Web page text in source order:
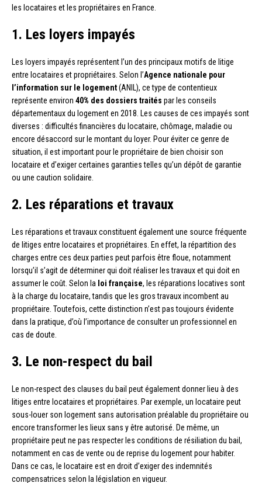
les locataires et les propriétaires en France.
1. Les loyers impayés
Les loyers impayés représentent l’un des principaux motifs de litige
entre locataires et propriétaires. Selon l’Agence nationale pour
l’information sur le logement(ANIL), ce type de contentieux
représente environ 40% des dossiers traités par les conseils
départementaux du logement en 2018. Les causes de ces impayés sont
diverses : difficultés financières du locataire, chômage, maladie ou
encore désaccord sur le montant du loyer. Pour éviter ce genre de
situation, il est important pour le propriétaire de bien choisir son
locataire et d’exiger certaines garanties telles qu’un dépôt de garantie
ou une caution solidaire.
2. Les réparations et travaux
Les réparations et travaux constituent également une source fréquente
de litiges entre locataires et propriétaires. En effet, la répartition des
charges entre ces deux parties peut parfois être floue, notamment
lorsqu’il s’agit de déterminer qui doit réaliser les travaux et qui doit en
assumer le coût. Selon la loi française, les réparations locatives sont
à la charge du locataire, tandis que les gros travaux incombent au
propriétaire. Toutefois, cette distinction n’est pas toujours évidente
dans la pratique, d’où l’importance de consulter un professionnel en
cas de doute.
3. Le non-respect du bail
Le non-respect des clauses du bail peut également donner lieu à des
litiges entre locataires et propriétaires. Par exemple, un locataire peut
sous-louer son logement sans autorisation préalable du propriétaire ou
encore transformer les lieux sans y être autorisé. De même, un
propriétaire peut ne pas respecter les conditions de résiliation du bail,
notamment en cas de vente ou de reprise du logement pour habiter.
Dans ce cas, le locataire est en droit d’exiger des indemnités
compensatrices selon la législation en vigueur.